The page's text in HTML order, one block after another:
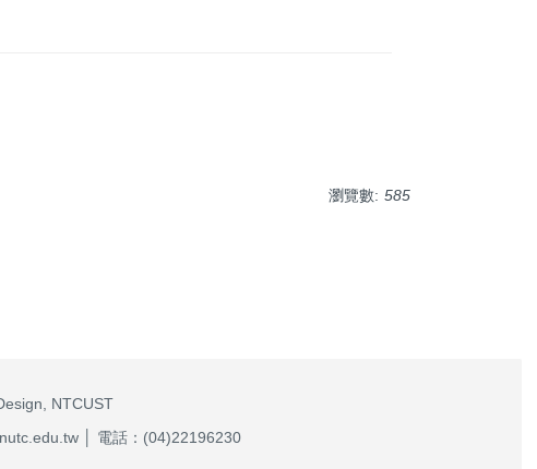
瀏覽數: 585
NTCUST
│ 電話：(04)22196230